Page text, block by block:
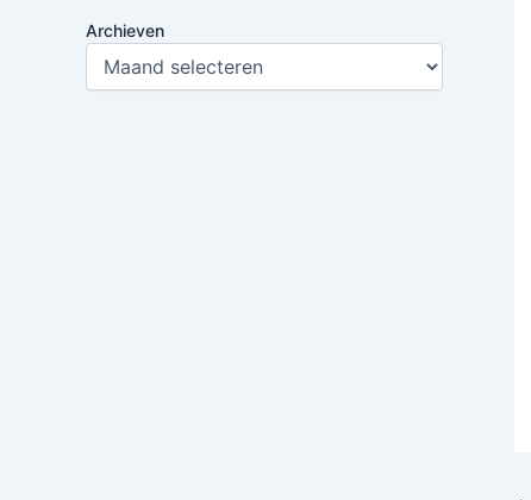
Archieven